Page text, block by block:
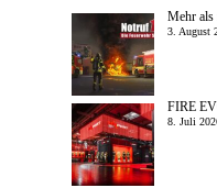
Mehr als
3. August
FIRE
8. Juli